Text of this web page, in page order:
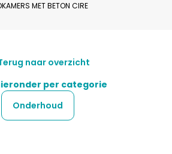
MET BETON CIRE
naar overzicht
per categorie
Onderhoud